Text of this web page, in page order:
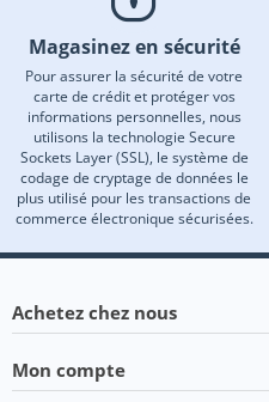
Magasinez en sécurité
Pour assurer la sécurité de votre
carte de crédit et protéger vos
informations personnelles, nous
utilisons la technologie Secure
Sockets Layer (SSL), le système de
codage de cryptage de données le
plus utilisé pour les transactions de
commerce électronique sécurisées.
Achetez chez nous
Mon compte